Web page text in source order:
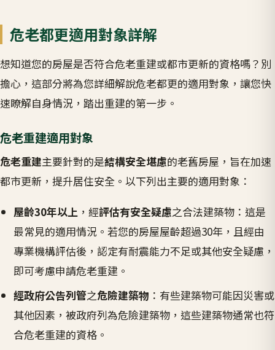
危老都更適用對象詳解
想知道您的房屋是否符合危老重建或都市更新的資格嗎？別
擔心，這部分將為您詳細解說危老都更的適用對象，讓您快
速瞭解自身情況，踏出重建的第一步。
危老重建適用對象
危老重建主要針對的是結構安全堪慮的老舊房屋，旨在加速
都市更新，提升居住安全。以下列出主要的適用對象：
屋齡30年以上 ，經評估有安全疑慮之合法建築物：這是
最常見的適用情況。若您的房屋屋齡超過30年，且經由
專業機構評估後，認定有耐震能力不足或其他安全疑慮，
即可考慮申請危老重建。
經政府公告列管之危險建築物 ：有些建築物可能因災害或
其他因素，被政府列為危險建築物，這些建築物通常也符
合危老重建的資格。